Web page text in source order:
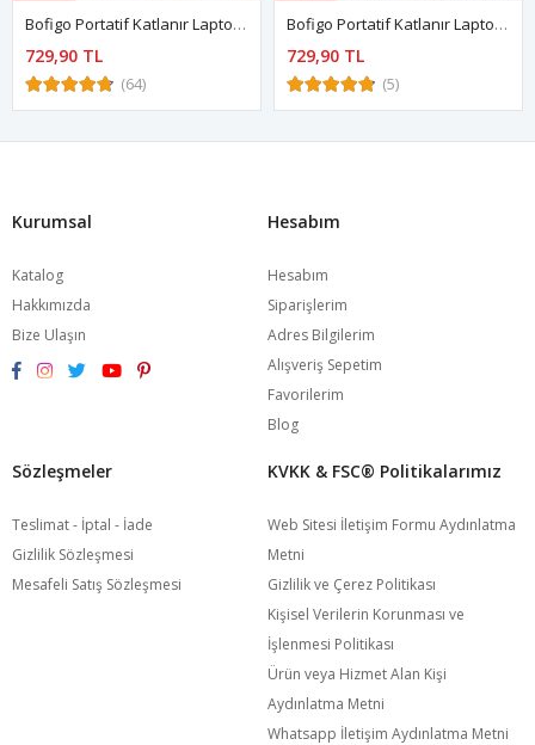
Bofigo Portatif Katlanır Laptop Sehpası Tablet Telefon Tutuculu Laptop Sehpası Çam
729,90 TL
(64)
Bofigo Portatif Katlanır Laptop Sehpası Tablet Telefon Tutuculu Laptop Sehpası Antrasit
729,90 TL
(5)
Kurumsal
Katalog
Hakkımızda
Bize Ulaşın
Hesabım
Hesabım
Siparişlerim
Adres Bilgilerim
Alışveriş Sepetim
Favorilerim
Blog
Sözleşmeler
Teslimat - İptal - İade
Gizlilik Sözleşmesi
Mesafeli Satış Sözleşmesi
KVKK & FSC®️ Politikalarımız
Web Sitesi İletişim Formu Aydınlatma
Metni
Gizlilik ve Çerez Politikası
Kişisel Verilerin Korunması ve
İşlenmesi Politikası
Ürün veya Hizmet Alan Kişi
Aydınlatma Metni
Whatsapp İletişim Aydınlatma Metni